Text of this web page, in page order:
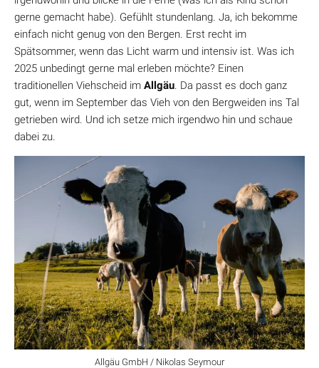
gerne gemacht habe). Gefühlt stundenlang. Ja, ich bekomme
einfach nicht genug von den Bergen. Erst recht im
Spätsommer, wenn das Licht warm und intensiv ist. Was ich
2025 unbedingt gerne mal erleben möchte? Einen
traditionellen Viehscheid im Allgäu. Da passt es doch ganz
gut, wenn im September das Vieh von den Bergweiden ins Tal
getrieben wird. Und ich setze mich irgendwo hin und schaue
dabei zu.
Allgäu GmbH / Nikolas Seymour